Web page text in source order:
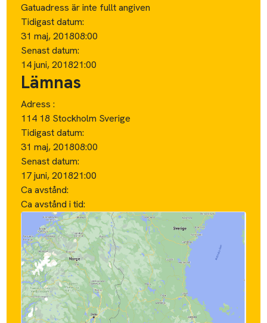
Gatuadress är inte fullt angiven
Tidigast datum:
31 maj, 201808:00
Senast datum:
14 juni, 201821:00
Lämnas
Adress :
114 18 Stockholm Sverige
Tidigast datum:
31 maj, 201808:00
Senast datum:
17 juni, 201821:00
Ca avstånd:
Ca avstånd i tid: